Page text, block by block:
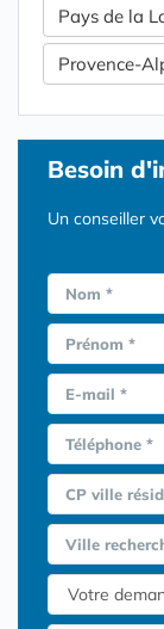
Pays de la
Provence-
Besoin
Un conseiller
Nom *
Prénom *
E-mail *
Téléphone *
CP ville
Ville